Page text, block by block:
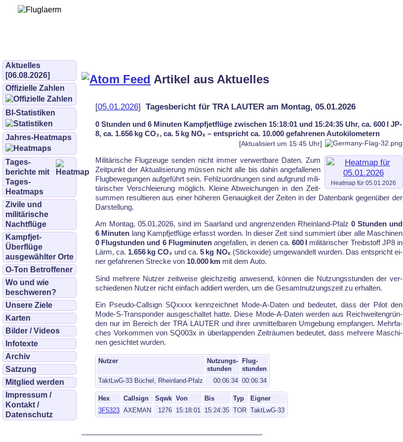
Aktuelles
[06.08.2026]
Offizielle Zahlen
BI-Statistiken
Jahres-Heatmaps
Tages­
berichte mit
Tages-
Heatmaps
Zivile und
militärische
Nachtflüge
Kampfjet-
Überflüge
ausgewählter Orte
O-Ton Betroffener
Wo und wie
beschweren?
Unsere Ziele
Karten
Bilder / Videos
Infotexte
Archiv
Satzung
Mitglied werden
Impressum /
Kontakt /
Datenschutz
Artikel aus Aktuelles
[05.01.2026] Tagesbericht für TRA LAUTER am Montag, 05.01.2026
0 Stunden und 6 Minuten Kampfjetflüge zwischen 15:18:01 und 15:24:35 Uhr, ca. 600 l JP-
8, ca. 1.656 kg CO₂, ca. 5 kg NOₓ – entspricht ca. 10.000 gefahrenen Autokilometern
[Aktualisiert um 15:45 Uhr]
Heatmap für 05.01.2026
Mi­li­tä­ri­sche Flug­zeu­ge sen­den nicht im­mer ver­wert­ba­re Da­ten. Zum
Zeit­punkt der Ak­tu­ali­sie­rung müs­sen nicht alle bis dahin an­ge­fal­le­nen
Flug­be­we­gun­gen auf­ge­führt sein. Fehl­zu­ord­nun­gen sind auf­grund mi­li­
tä­ri­scher Ver­schlei­erung mög­lich. Klei­ne Ab­wei­chun­gen in den Zeit­
sum­men re­sul­tie­ren aus ei­ner hö­he­ren Ge­nauig­keit der Zei­ten in der Da­ten­bank ge­gen­über der
Dar­stel­lung.
Am Montag, 05.01.2026, sind im Saar­land und an­gren­zen­den Rhein­land-Pfalz 0 Stunden und
6 Minuten lang Kampf­jet­flü­ge er­fasst wor­den. In die­ser Zeit sind sum­miert über al­le Ma­schi­nen
0 Flugstunden und 6 Flugminutenan­ge­fal­len, in de­nen ca.600 l mi­li­tä­ri­scher Treib­stoff JP8 in
Lärm, ca. 1.656 kg CO₂ und ca.5 kg NOₓ(Stick­oxi­de) um­ge­wan­delt wur­den. Das ent­spricht ei­
ner ge­fah­re­nen Stre­cke von 10.000 km mit dem Au­to.
Sind meh­re­re Nut­zer zeit­wei­se gleich­zei­tig an­we­send, kön­nen die Nut­zungs­stun­den der ver­
schiede­nen Nut­zer nicht ein­fach ad­diert wer­den, um die Ge­samt­nut­zungs­zeit zu er­hal­ten.
Ein Pseu­do-Call­sign SQxxxx kenn­zeich­net Mode-A-Da­ten und be­deu­tet, dass der Pi­lot den
Mode-S-Trans­pon­der aus­ge­schal­tet hat­te. Die­se Mode-A-Da­ten wer­den aus Reich­wei­ten­grün­
den nur im Be­reich der TRA LAU­TER und ih­rer un­mit­tel­ba­ren Um­ge­bung emp­fan­gen. Mehr­fa­
ches Vor­kom­men von SQ003x in über­lap­pen­den Zeit­räu­men be­deutet, dass meh­re­re Ma­schi­
nen ge­sich­tet wur­den.
Nutzer
Nutzungs-
stunden
Flug-
stunden
TaktLwG-33 Büchel, Rheinland-Pfalz
00:06:34 00:06:34
Hex Callsign Sqwk Von Bis Typ
Eigner
3F5323 AXEMAN 1276 15:18:01 15:24:35 TOR TaktLwG-33